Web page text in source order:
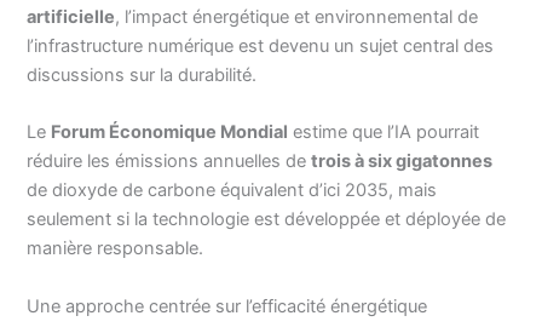
artificielle, l’impact énergétique et environnemental de
l’infrastructure numérique est devenu un sujet central des
discussions sur la durabilité.
Le Forum Économique Mondial estime que l’IA pourrait
réduire les émissions annuelles detrois à six gigatonnes
de dioxyde de carbone équivalent d’ici 2035, mais
seulement si la technologie est développée et déployée de
manière responsable.
Une approche centrée sur l’efficacité énergétique